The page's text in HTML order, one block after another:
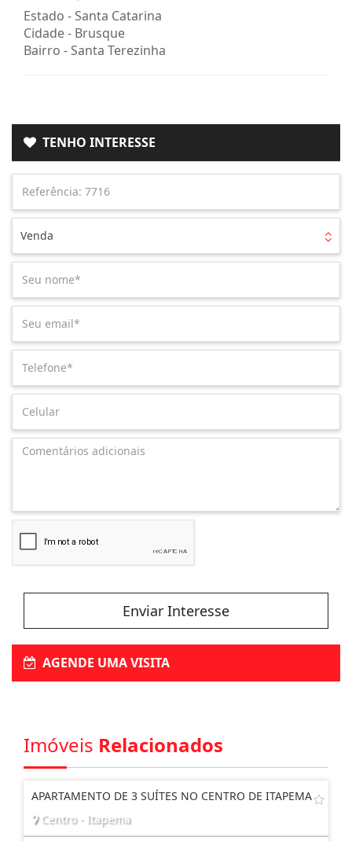
Estado -Santa Catarina
Cidade - Brusque
Bairro -Santa Terezinha
TENHO INTERESSE
Venda
Enviar Interesse
AGENDE UMA VISITA
Imóveis Relacionados
APARTAMENTO DE 3 SUÍTES NO CENTRO DE ITAPEMA
Centro - Itapema